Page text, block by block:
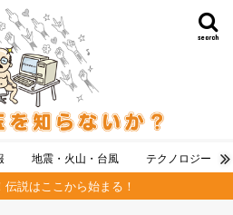
search
地震・火山・台風 テクノロジー
伝説はここから始まる！